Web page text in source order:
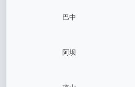
巴中
阿坝